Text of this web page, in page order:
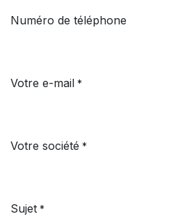
Numéro de téléphone
Votre e-mail *
Votre société *
Sujet *